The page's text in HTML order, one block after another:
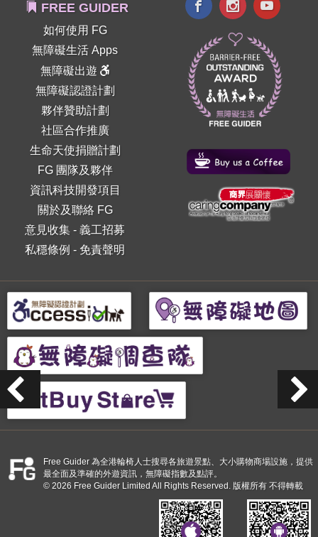
FREE GUIDER
如何使用 FG
無障礙生活 Apps
無障礙出遊
無障礙認證計劃
夥伴贊助計劃
社區合作推廣
生命天使捐贈計劃
FG 團隊及夥伴
資訊科技開發項目
關於及聯絡 FG
意見收集 -義工招募
私穩條例 - 免責聲明
Free Guider 為全港輪椅人士搜尋各旅遊景點、大小購物商場設施，提供
最全面及準確的外遊資訊，無障礙指數及點評。
© 2026 Free Guider Limited All Rights Reserved. 版權所有 不得轉載